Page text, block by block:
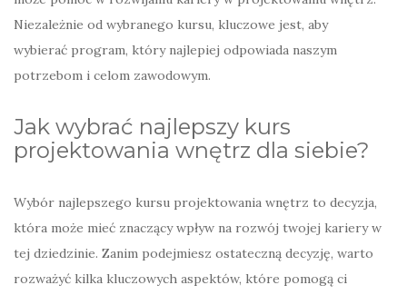
Niezależnie od wybranego kursu, kluczowe jest, aby
wybierać program, który najlepiej odpowiada naszym
potrzebom i celom zawodowym.
Jak wybrać najlepszy kurs
projektowania wnętrz dla siebie?
Wybór najlepszego kursu projektowania wnętrz to decyzja,
która może mieć znaczący wpływ na rozwój twojej kariery w
tej dziedzinie. Zanim podejmiesz ostateczną decyzję, warto
rozważyć kilka kluczowych aspektów, które pomogą ci